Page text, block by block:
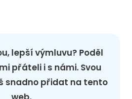
lepší výmluvu? Poděl
přáteli i s námi. Svou
snadno přidat na tento